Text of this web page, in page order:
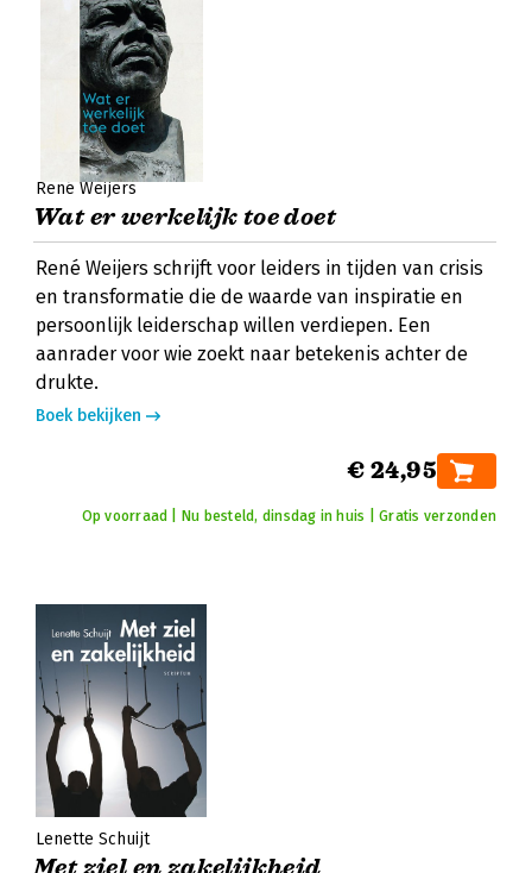
René Weijers
Wat er werkelijk toe doet
René Weijers schrijft voor leiders in tijden van crisis
en transformatie die de waarde van inspiratie en
persoonlijk leiderschap willen verdiepen. Een
aanrader voor wie zoekt naar betekenis achter de
drukte.
Boek bekijken
€ 24,95
Op voorraad | Nu besteld, dinsdag in huis | Gratis verzonden
Lenette Schuijt